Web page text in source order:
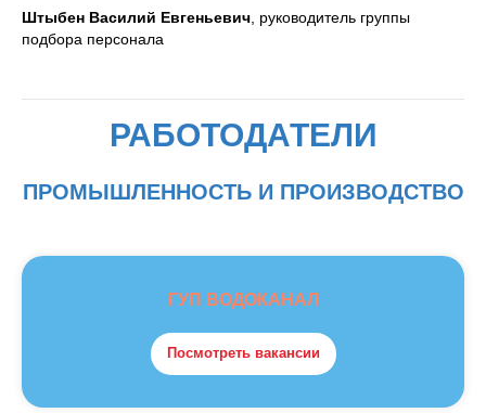
Штыбен Василий Евгеньевич , руководитель группы
подбора персонала
РАБОТОДАТЕЛИ
ПРОМЫШЛЕННОСТЬ И ПРОИЗВОДСТВО
ГУП ВОДОКАНАЛ
Посмотреть вакансии